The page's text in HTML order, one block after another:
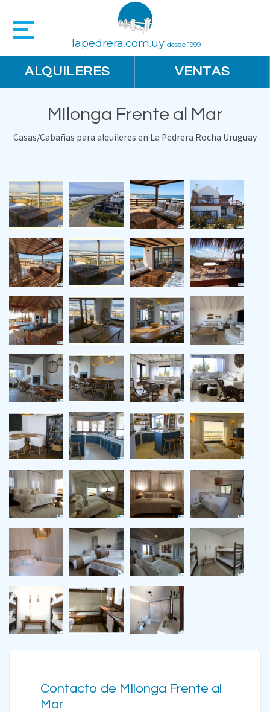
lapedrera.com.uy desde 1999
ALQUILERES VENTAS
MIlonga Frente al Mar
Casas/Cabañas para alquileres en La Pedrera Rocha Uruguay
Contacto de MIlonga Frente al
Mar